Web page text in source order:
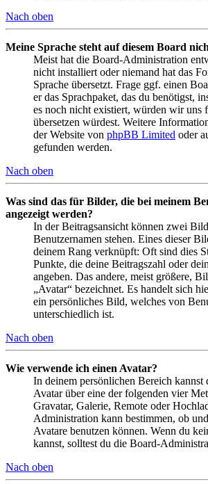
Nach oben
Meine Sprache steht auf diesem Board
Meist hat die Board-Administration
nicht installiert oder niemand hat das
Sprache übersetzt. Frage ggf. einen
er das Sprachpaket, das du benötigst,
es noch nicht existiert, würden wir uns
übersetzen würdest. Weitere
der Website von phpBB Limited oder
gefunden werden.
Nach oben
Was sind das für Bilder, die bei meinem
angezeigt werden?
In der Beitragsansicht können zwei
Benutzernamen stehen. Eines dieser
deinem Rang verknüpft: Oft sind dies
Punkte, die deine Beitragszahl oder
angeben. Das andere, meist größere,
„Avatar“ bezeichnet. Es handelt sich
ein persönliches Bild, welches von
unterschiedlich ist.
Nach oben
Wie verwende ich einen Avatar?
In deinem persönlichen Bereich kannst
Avatar über eine der folgenden vier
Gravatar, Galerie, Remote oder
Administration kann bestimmen, ob
Avatare benutzen können. Wenn du
kannst, solltest du die Board-
Nach oben